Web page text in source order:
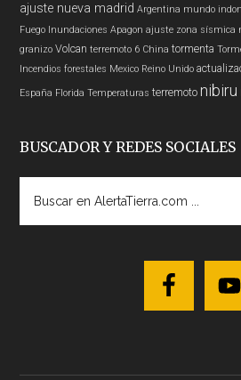
ajuste nueva madrid Argentina mundo
Fuego Inundaciones Apagon ajuste zona sísmica
granizo Volcan terremoto 6 China tormenta
Incendios forestales Mexico Reino Unido
España Florida Temperaturas terremoto nibiru
BUSCADOR Y REDES SOCIALES
AlertaTierra.com